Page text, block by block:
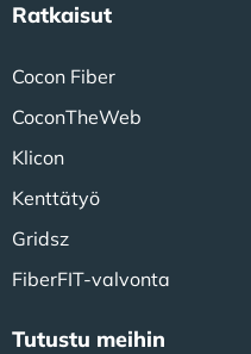
Ratkaisut
Cocon Fiber
CoconTheWeb
Klicon
Kenttätyö
Gridsz
FiberFIT-valvonta
Tutustu meihin